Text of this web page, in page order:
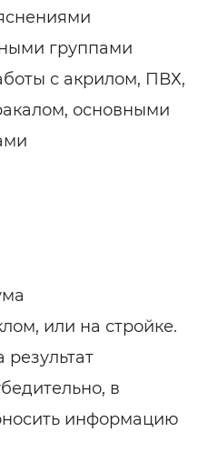
группами
с акрилом, ПВХ,
основными
или на стройке.
результат
в
информацию